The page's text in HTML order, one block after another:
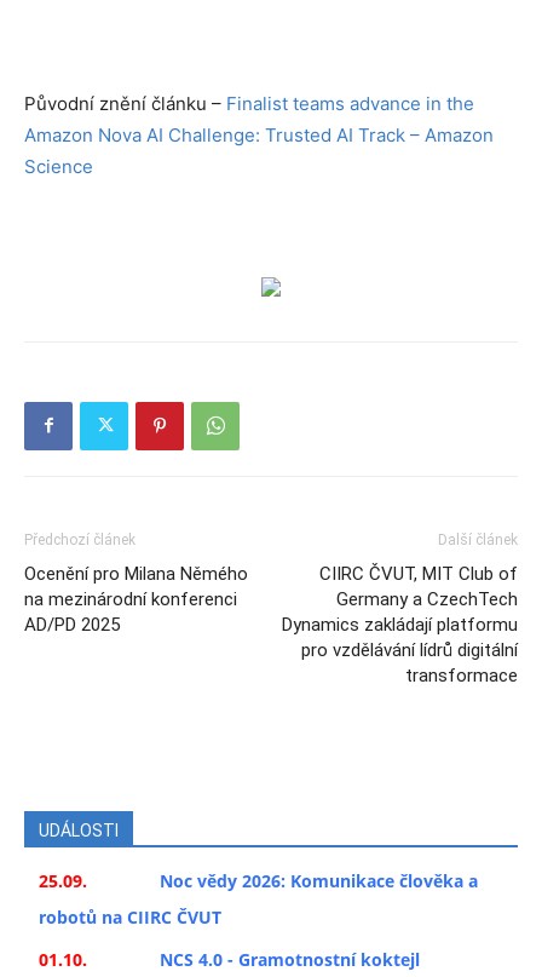
Původní znění článku – Finalist teams advance in the
Amazon Nova AI Challenge: Trusted AI Track – Amazon
Science
Předchozí článek
Ocenění pro Milana Němého
na mezinárodní konferenci
AD/PD 2025
Další článek
CIIRC ČVUT, MIT Club of
Germany a CzechTech
Dynamics zakládají platformu
pro vzdělávání lídrů digitální
transformace
UDÁLOSTI
25.09.
Noc vědy 2026: Komunikace člověka a
robotů na CIIRC ČVUT
01.10.
NCS 4.0 - Gramotnostní koktejl